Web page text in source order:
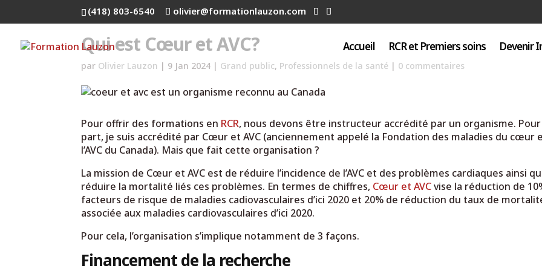
(418) 803-6540 olivier@formationlauzon.com
Accueil RCR et Premiers soins Devenir
Qui est Cœur et AVC?
par Olivier Lauzon | 9 Jan 2024 | Grand public, Professionnels de la santé | 0 commentaires
Pour offrir des formations en RCR, nous devons être instructeur accrédité par un organisme. Pour
part, je suis accrédité par Cœur et AVC (anciennement appelé la Fondation des maladies du cœur
l’AVC du Canada). Mais que fait cette organisation ?
La mission de Cœur et AVC est de réduire l’incidence de l’AVC et des problèmes cardiaques ainsi
réduire la mortalité liés ces problèmes. En termes de chiffres, Cœur et AVCvise la réduction de
facteurs de risque de maladies cadiovasculaires d’ici 2020 et 20% de réduction du taux de
associée aux maladies cardiovasculaires d’ici 2020.
Pour cela, l’organisation s’implique notamment de 3 façons.
Financement de la recherche